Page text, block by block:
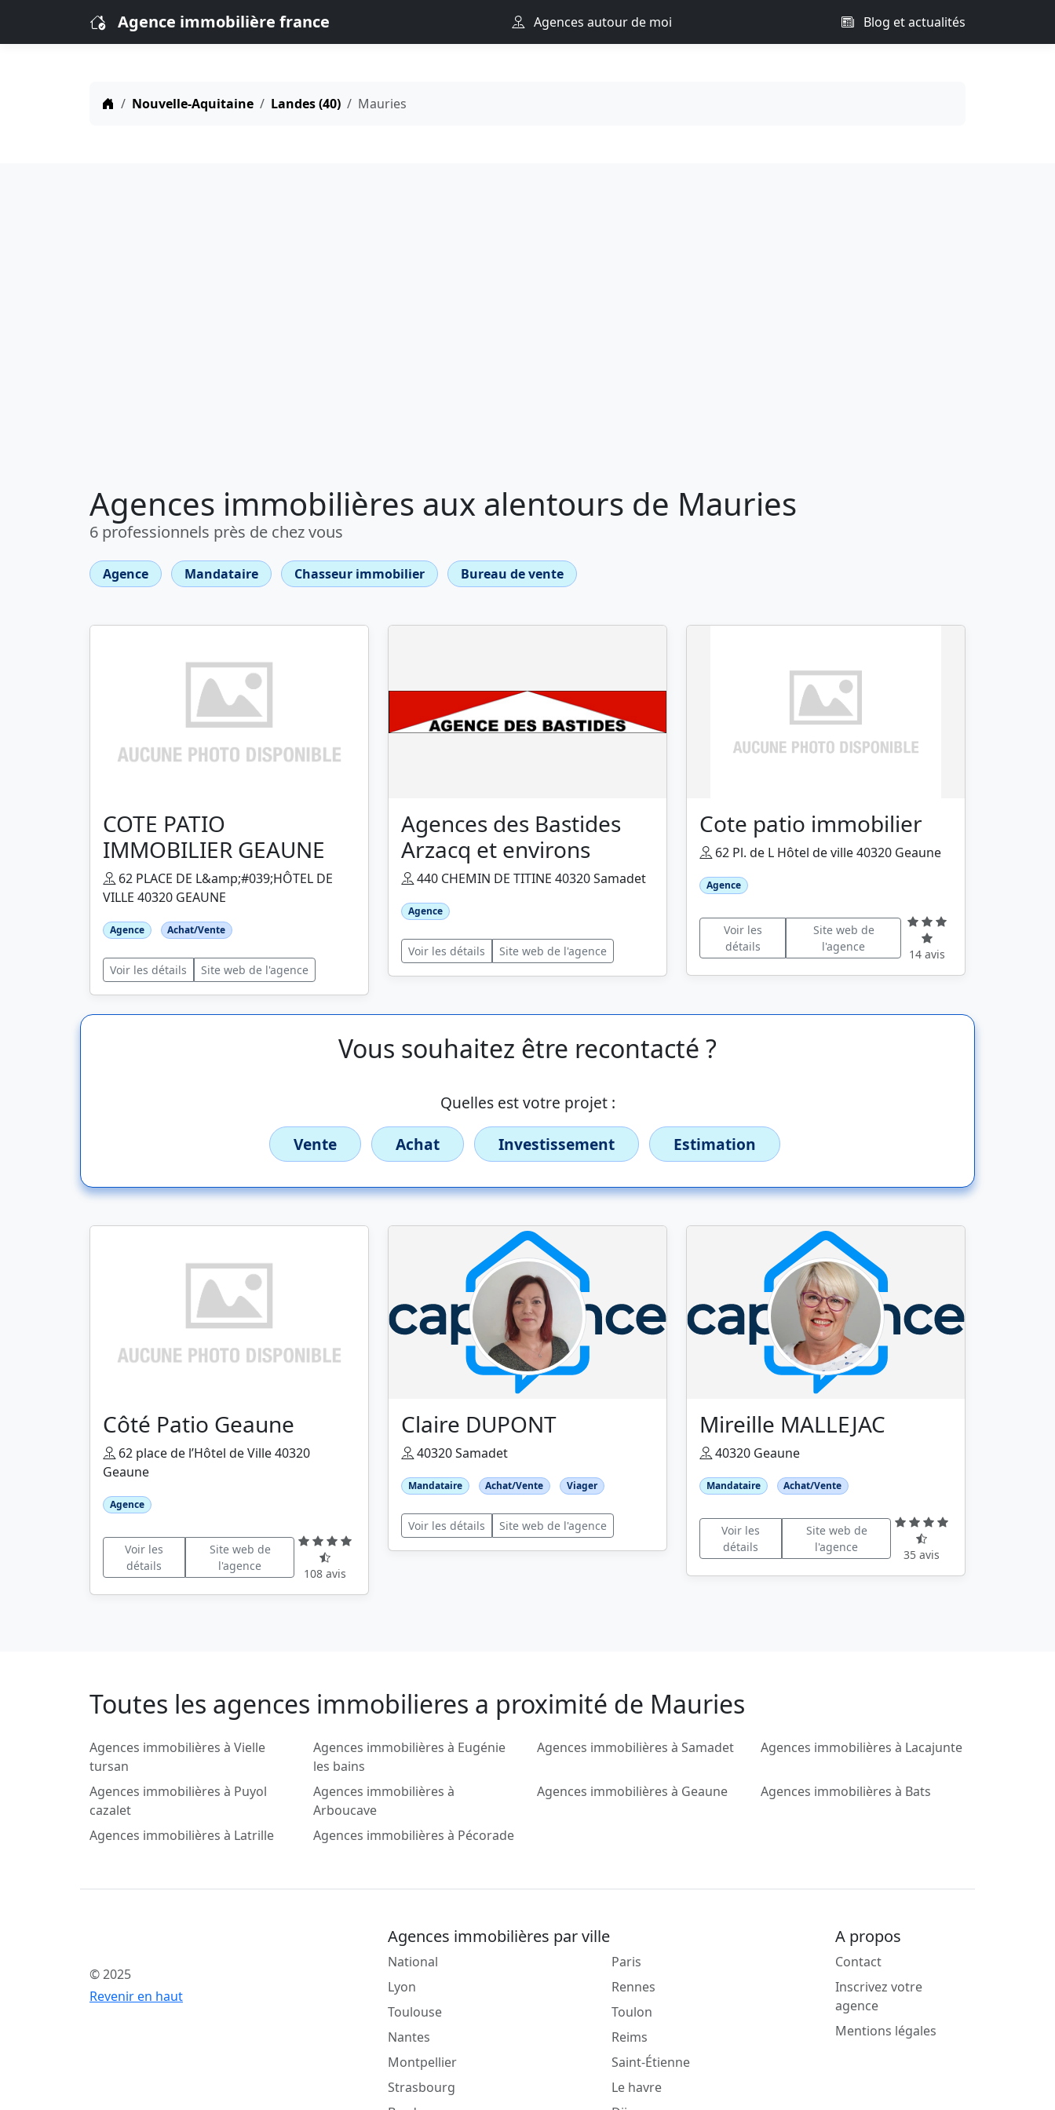
Agence immobilière france Agences autour de moi Blog et actualités
Nouvelle-Aquitaine Landes (40) Mauries
Agences immobilières aux alentours de Mauries
6 professionnels près de chez vous
Agence Mandataire Chasseur immobilier Bureau de vente
COTE PATIO
IMMOBILIER GEAUNE
62 PLACE DE L&amp;#039;HÔTEL DE
VILLE 40320 GEAUNE
Agence Achat/Vente
Voir les détails Site web de l'agence
Agences des Bastides
Arzacq et environs
440 CHEMIN DE TITINE 40320 Samadet
Agence
Voir les détails Site web de l'agence
Cote patio immobilier
62 Pl. de L Hôtel de ville 40320 Geaune
Agence
Voir les
détails
Site web de
l'agence
14 avis
Vous souhaitez être recontacté ?
Quelles est votre projet :
Vente
Achat Investissement Estimation
Côté Patio Geaune
62 place de l’Hôtel de Ville 40320
Geaune
Agence
Voir les
détails
Site web de
l'agence
108 avis
Claire DUPONT
40320 Samadet
Mandataire Achat/Vente Viager
Voir les détails Site web de l'agence
Mireille MALLEJAC
40320 Geaune
Mandataire Achat/Vente
Voir les
détails
Site web de
l'agence
35 avis
Toutes les agences immobilieres a proximité de Mauries
Agences immobilières à Vielle
tursan
Agences immobilières à Eugénie
les bains
Agences immobilières à Samadet Agences immobilières à Lacajunte
Agences immobilières à Puyol
cazalet
Agences immobilières à
Arboucave
Agences immobilières à Geaune Agences immobilières à Bats
Agences immobilières à Latrille Agences immobilières à Pécorade
© 2025
Revenir en haut
Agences immobilières par ville
National
Lyon
Toulouse
Nantes
Montpellier
Strasbourg
Paris
Rennes
Toulon
Reims
Saint-Étienne
Le havre
A propos
Contact
Inscrivez votre
agence
Mentions légales